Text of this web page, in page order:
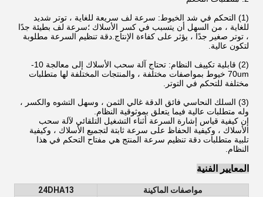
(1) التحكم في شد الخيوط: سرعة لف سريعة للغاية ، توتر شديد
للغاية ، من السهل أن يتسبب في كسر الأسلاك ؛سرعة لف بطيئة جدًا
، توتر صغير جدًا ، يؤثر على كفاءة الإنتاج.دقة تنظيم السرعة مطلوبة
لتكون عالية.
(2) قابلية تكييف النظام: تحتاج آلة سحب الأسلاك إلى معالجة 10-
70um خيوط بمواصفات مختلفة ، والمنتجات المختلفة لها متطلبات
مختلفة للتحكم في التوتر.
(3) السلك النحاسي فائق الدقة غالي الثمن ، وسهل التشوه والكسر ،
وله متطلبات عالية فيما يتعلق بموثوقية النظام.
إن كيفية قياس إشارة السرعة أثناء التشغيل التلقائي لآلة سحب
الأسلاك ، وكيفية الحفاظ على سرعة ثابتة لتجميع الأسلاك ، وكيفية
تلبية متطلبات دقة تنظيم سرعة المنتج هي مفتاح التحكم في هذا
النظام.
المعايير الفنية
مواصفات الماكينة
24DHA13